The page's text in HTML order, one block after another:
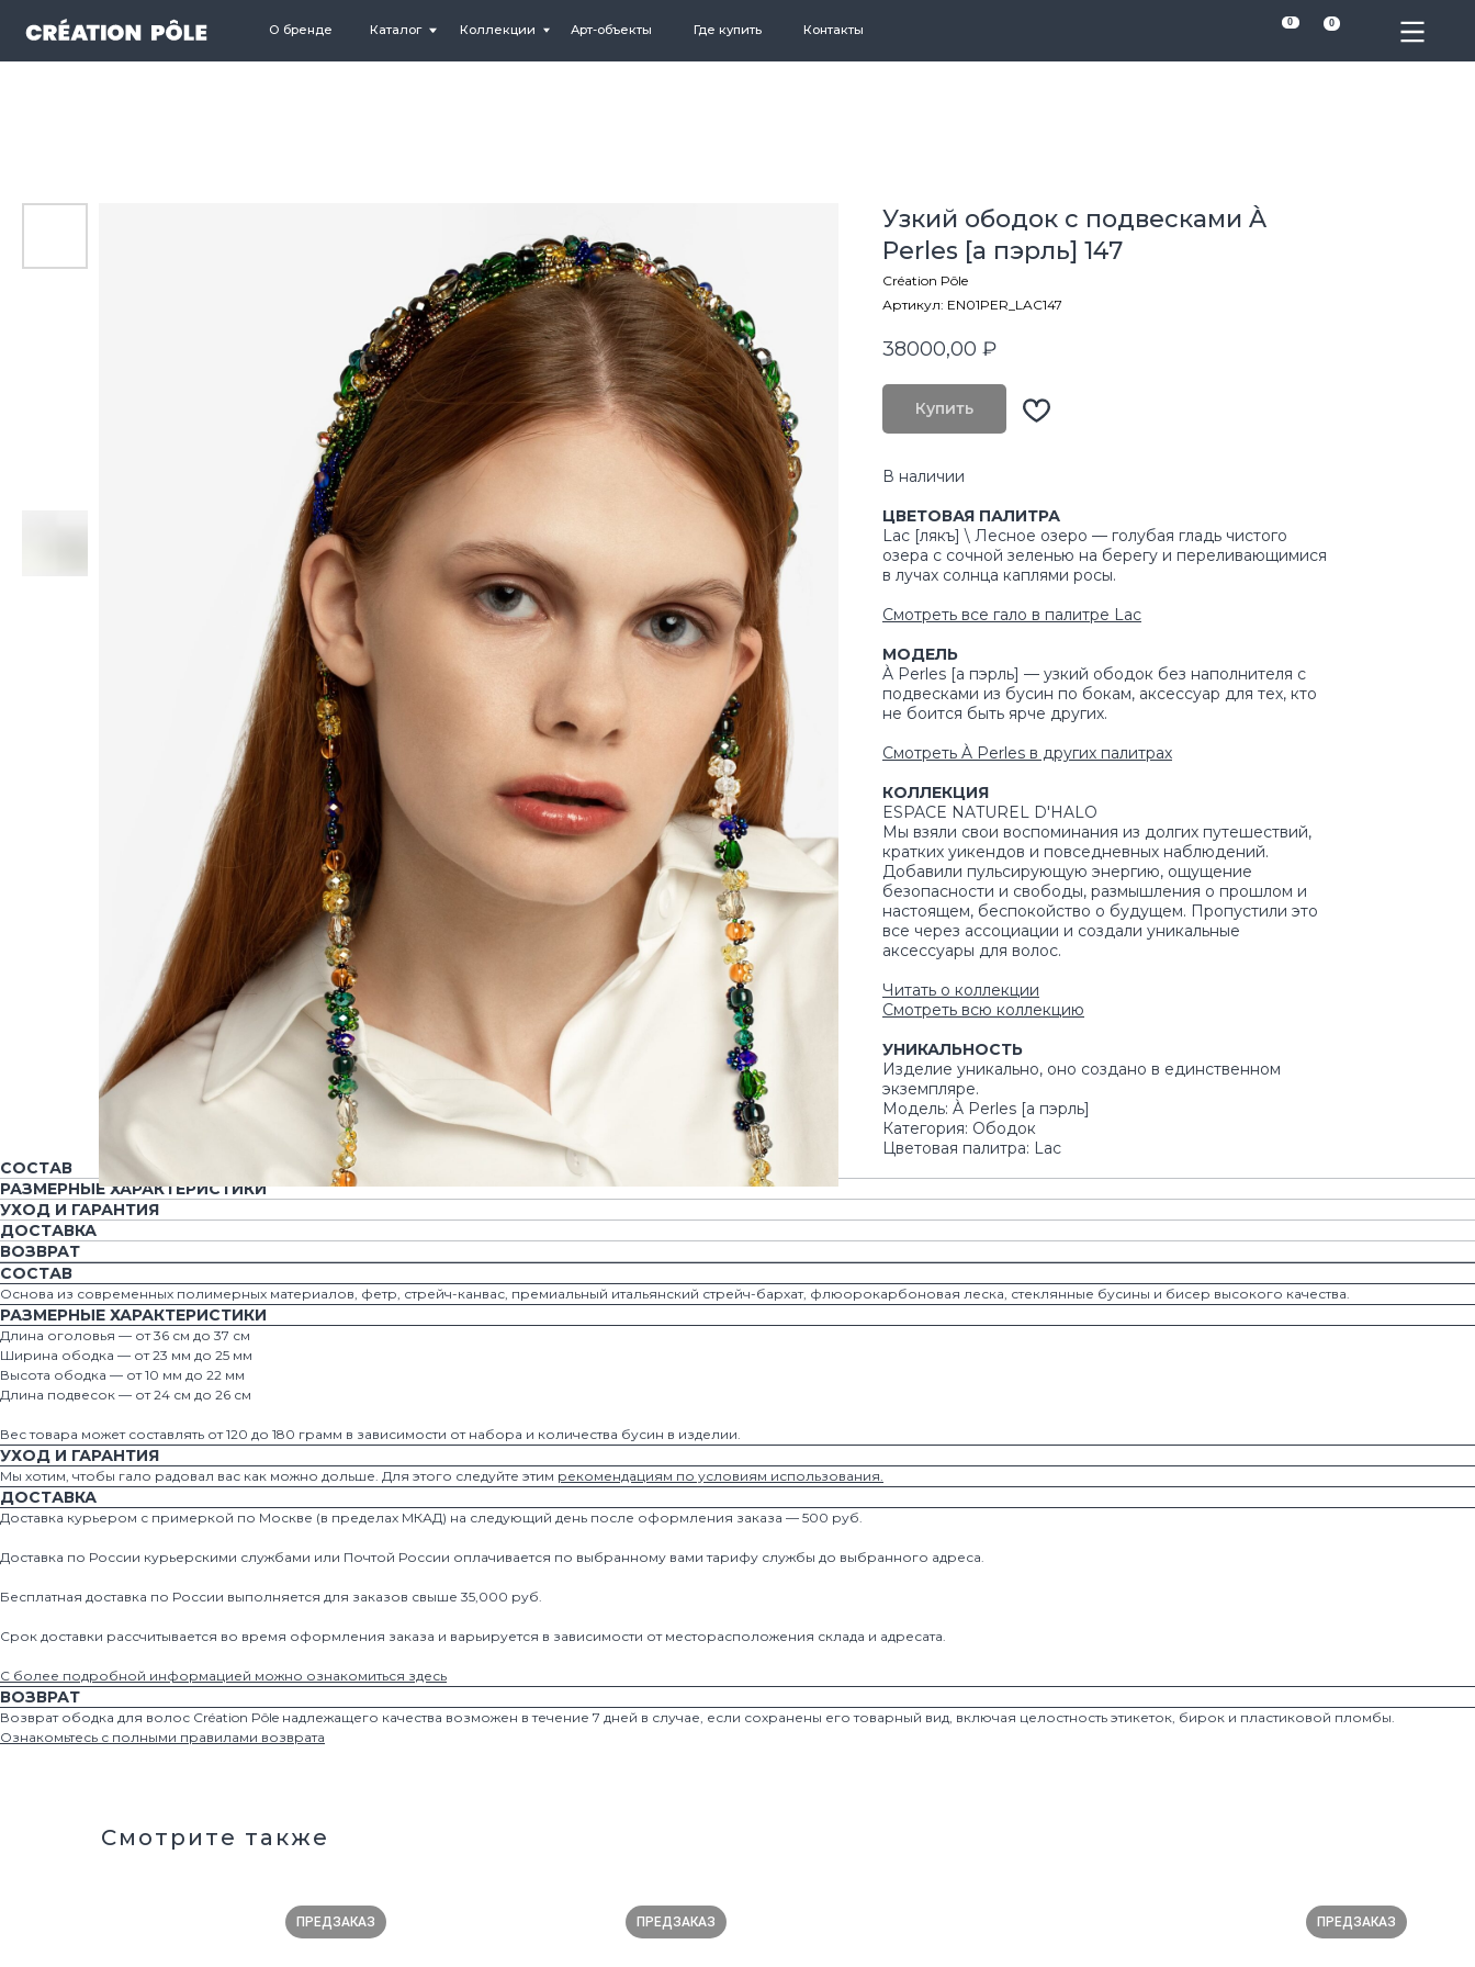
Каталог Коллекции Арт-объекты Где купить
О бренде Контакты
Узкий ободок с подвесками À
Perles [а пэрль] 147
Création Pôle
Артикул: EN01PER_LAC147
38000,00 ₽
Купить
В наличии
ЦВЕТОВАЯ ПАЛИТРА
Lac [лякъ] \ Лесное озеро — голубая гладь чистого
озера с сочной зеленью на берегу и переливающимися
в лучах солнца каплями росы.
Смотреть все гало в палитре Lac
МОДЕЛЬ
À Perles [а пэрль] — узкий ободок без наполнителя с
подвесками из бусин по бокам, аксессуар для тех, кто
не боится быть ярче других.
Смотреть À Perles в других палитрах
КОЛЛЕКЦИЯ
ESPACE NATUREL D'HALO
Мы взяли свои воспоминания из долгих путешествий,
кратких уикендов и повседневных наблюдений.
Добавили пульсирующую энергию, ощущение
безопасности и свободы, размышления о прошлом и
настоящем, беспокойство о будущем. Пропустили это
все через ассоциации и создали уникальные
аксессуары для волос.
Читать о коллекции
Смотреть всю коллекцию
УНИКАЛЬНОСТЬ
Изделие уникально, оно создано в единственном
экземпляре.
Модель: À Perles [а пэрль]
Категория: Ободок
Цветовая палитра: Lac
СОСТАВ
РАЗМЕРНЫЕ ХАРАКТЕРИСТИКИ
УХОД И ГАРАНТИЯ
ДОСТАВКА
ВОЗВРАТ
СОСТАВ
Основа из современных полимерных материалов, фетр, стрейч-канвас, премиальный итальянский стрейч-бархат, флюорокарбоновая леска, стеклянные бусины и бисер высокого качества.
РАЗМЕРНЫЕ ХАРАКТЕРИСТИКИ
Длина оголовья — от 36 см до 37 см
Ширина ободка — от 23 мм до 25 мм
Высота ободка — от 10 мм до 22 мм
Длина подвесок — от 24 см до 26 см
Вес товара может составлять от 120 до 180 грамм в зависимости от набора и количества бусин в изделии.
УХОД И ГАРАНТИЯ
Мы хотим, чтобы гало радовал вас как можно дольше. Для этого следуйте этим рекомендациям по условиям использования.
ДОСТАВКА
Доставка курьером с примеркой по Москве (в пределах МКАД) на следующий день после оформления заказа — 500 руб.
Доставка по России курьерскими службами или Почтой России оплачивается по выбранному вами тарифу службы до выбранного адреса.
Бесплатная доставка по России выполняется для заказов свыше 35,000 руб.
Срок доставки рассчитывается во время оформления заказа и варьируется в зависимости от месторасположения склада и адресата.
С более подробной информацией можно ознакомиться здесь
ВОЗВРАТ
Возврат ободка для волос Création Pôle надлежащего качества возможен в течение 7 дней в случае, если сохранены его товарный вид, включая целостность этикеток, бирок и пластиковой пломбы.
Ознакомьтесь с полными правилами возврата
Смотрите также
ПРЕДЗАКАЗ ПРЕДЗАКАЗ ПРЕДЗАКАЗ